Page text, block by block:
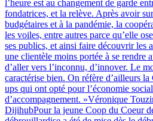
l’heure est au changement de garde
fondatrices, et la relève. Après avoir
budgétaires et à la pandémie, la
les voiles, entre autres parce qu’elle
ses publics, et ainsi faire découvrir les
une clientèle moins portée à se rendre
d’aller vers l’inconnu, d’innover. Le
caractérise bien. On réfère d’ailleurs
ups qui ont opté pour l’économie
d’accompagnement. »Véronique
DijihubPour la jeune Coop du Coeur